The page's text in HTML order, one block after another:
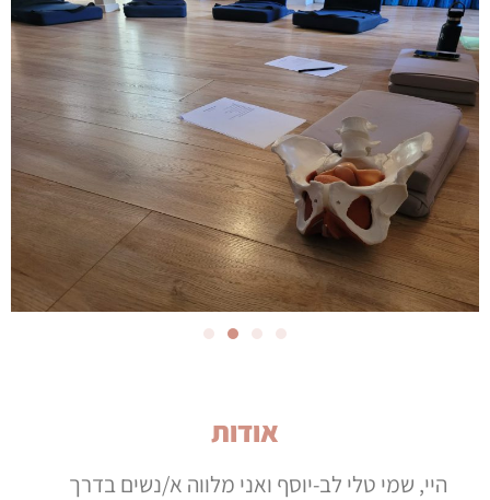
אודות
היי, שמי טלי לב-יוסף ואני מלווה א/נשים בדרך